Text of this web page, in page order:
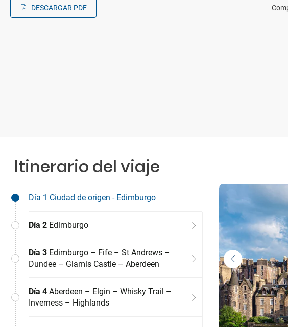
DESCARGAR PDF
Itinerario del viaje
Día 1 Ciudad de origen - Edimburgo
Día 2 Edimburgo
Día 3 Edimburgo – Fife – St Andrews –
Dundee – Glamis Castle – Aberdeen
Día 4 Aberdeen – Elgin – Whisky Trail –
Inverness – Highlands